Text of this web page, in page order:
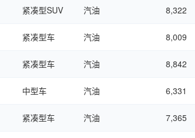
紧凑型SUV 汽油 8,322
紧凑型车 汽油 8,009
紧凑型车 汽油 8,842
中型车 汽油 6,331
紧凑型车 汽油 7,365